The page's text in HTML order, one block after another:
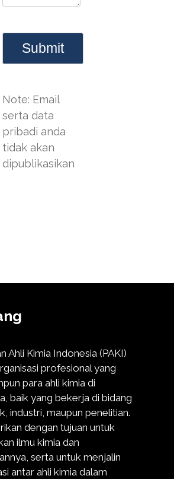
Note: Email
serta data
pribadi anda
tidak akan
dipublikasikan
Ahli Kimia Indonesia (PAKI)
profesional yang
para ahli kimia di
baik yang bekerja di bidang
industri, maupun penelitian.
dengan tujuan untuk
ilmu kimia dan
serta untuk menjalin
antar ahli kimia dalam